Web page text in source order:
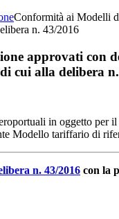
Conformità ai Modelli
n. 43/2016
approvati con
cui alla delibera
in oggetto per
Modello tariffario di
n. 43/2016 con la